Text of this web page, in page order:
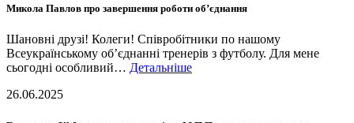
Микола Павлов про завершення роботи об’єднання
Шановні друзі! Колеги! Співробітники по нашому
Всеукраїнському об’єднанні тренерів з футболу. Для мене
сьогодні особливий… Детальніше
26.06.2025